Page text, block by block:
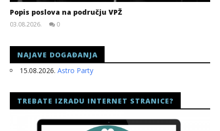
Popis poslova na području VPŽ
03.08.2026.
0
NAJAVE DOGAĐANJA
15.08.2026. Astro Party
TREBATE IZRADU INTERNET STRANICE?